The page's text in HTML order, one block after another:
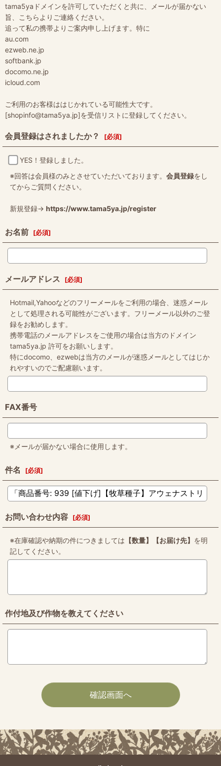
tama5yaドメインを許可していただくと共に、メールが届かない
旨、こちらよりご連絡ください。
追って私の携帯よりご案内申し上げます。特に
au.com
ezweb.ne.jp
softbank.jp
docomo.ne.jp
icloud.com
ご利用のお客様ははじかれている可能性大です。
[shopinfo@tama5ya.jp]を受信リストに登録してください。
会員登録はされましたか？ [必須]
YES！登録しました。
※回答は会員様のみとさせていただいております。 会員登録をし
てからご質問ください。
新規登録→ https://www.tama5ya.jp/register
お名前 [必須]
メールアドレス [必須]
Hotmail,Yahooなどのフリーメールをご利用の場合、迷惑メール
として処理される可能性がございます。フリーメール以外のご登
録をお勧めします。
携帯電話のメールアドレスをご使用の場合は当方のドメイン
tama5ya.jp 許可をお願いします。
特にdocomo、ezwebは当方のメールが迷惑メールとしてはじか
れやすいのでご配慮願います。
FAX番号
※メールが届かない場合に使用します。
件名 [必須]
お問い合わせ内容 [必須]
※在庫確認や納期の件につきましては 【数量】【お届け先】 を明
記してください。
作付地及び作物を教えてください
確認画面へ